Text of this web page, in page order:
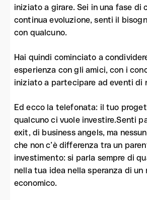
iniziato a girare. Sei in una fase di
continua evoluzione, senti il
con qualcuno.
Hai quindi cominciato a
esperienza con gli amici, con i
iniziato a partecipare ad eventi di
Ed ecco la telefonata: il tuo
qualcuno ci vuole investire.Senti
exit, di business angels, ma
che non c’è differenza tra un
investimento: si parla sempre di
nella tua idea nella speranza di un
economico.